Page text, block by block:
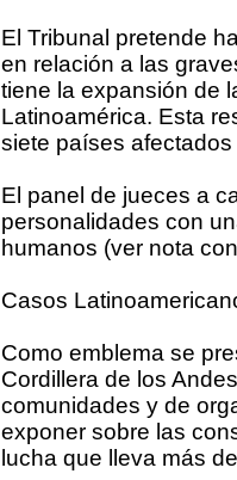
El Tribunal pretende
en relación a las
tiene la expansión de
Latinoamérica. Esta
siete países
El panel de jueces a
personalidades con
humanos (ver nota
Casos
Como emblema se
Cordillera de los
comunidades y de
exponer sobre las
lucha que lleva más